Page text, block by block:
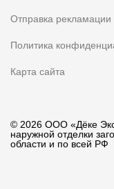
Отправка рекламации
Политика
Карта сайта
© 2026 ООО «Дёке
наружной отделки
области и по всей РФ